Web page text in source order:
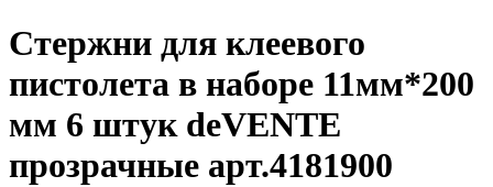
Стержни для клеевого
пистолета в наборе 11мм*200
мм 6 штук deVENTE
прозрачные арт.4181900